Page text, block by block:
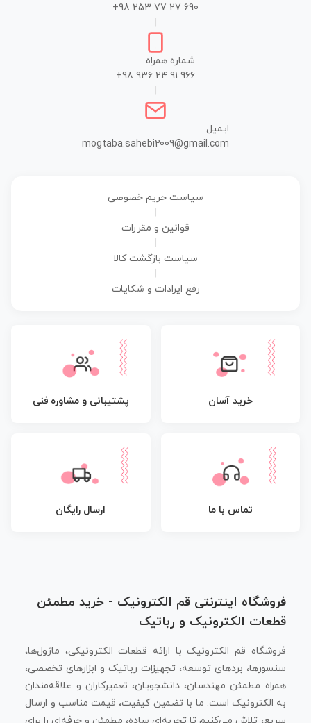
+98 253 77 27 690
شماره همراه
+98 936 24 91 966
ایمیل
mogtaba.sahebi2009@gmail.com
سیاست حریم خصوصی
قوانین و مقررات
سیاست بازگشت کالا
رفع ایرادات و شکایات
خرید آسان پشتیبانی و مشاوره فنی
تماس با ما ارسال رایگان
فروشگاه اینترنتی قم الکترونیک - خرید مطمئن
قطعات الکترونیک و رباتیک
فروشگاه قم الکترونیک با ارائه قطعات الکترونیکی، ماژول‌ها،
سنسورها، بردهای توسعه، تجهیزات رباتیک و ابزارهای تخصصی،
همراه مطمئن مهندسان، دانشجویان، تعمیرکاران و علاقه‌مندان
به الکترونیک است. ما با تضمین کیفیت، قیمت مناسب و ارسال